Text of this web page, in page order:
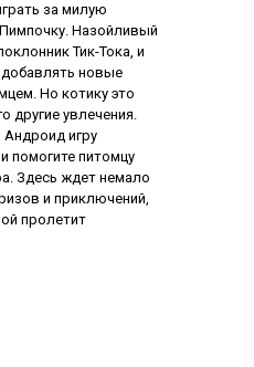
за милую
Назойливый
Тик-Тока, и
новые
Но котику это
другие увлечения.
Андроид игру
помогите питомцу
Здесь ждет немало
и приключений,
пролетит